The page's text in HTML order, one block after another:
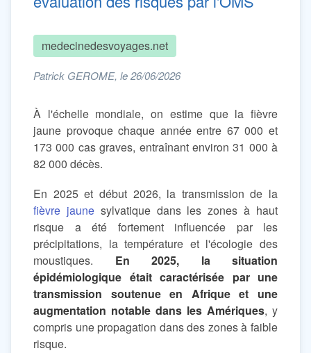
medecinedesvoyages.net
Patrick GEROME, le 26/06/2026
À l'échelle mondiale, on estime que la fièvre
jaune provoque chaque année entre 67 000 et
173 000 cas graves, entraînant environ 31 000 à
82 000 décès.
En 2025 et début 2026, la transmission de la
fièvre jaunesylvatique dans les zones à haut
risque a été fortement influencée par les
précipitations, la température et l'écologie des
moustiques. En 2025, la situation
épidémiologique était caractérisée par une
transmission soutenue en Afrique et une
augmentation notable dans les Amériques, y
compris une propagation dans des zones à faible
risque.